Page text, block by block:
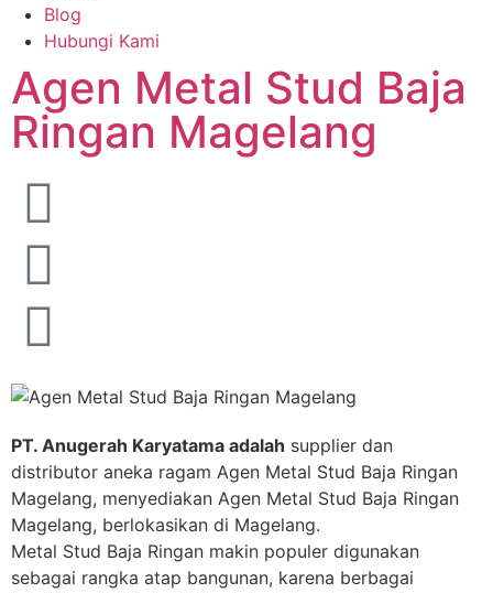
Blog
Hubungi Kami
Agen Metal Stud Baja
Ringan Magelang
PT. Anugerah Karyatama adalah supplier dan
distributor aneka ragam Agen Metal Stud Baja Ringan
Magelang, menyediakan Agen Metal Stud Baja Ringan
Magelang, berlokasikan di Magelang.
Metal Stud Baja Ringan makin populer digunakan
sebagai rangka atap bangunan, karena berbagai